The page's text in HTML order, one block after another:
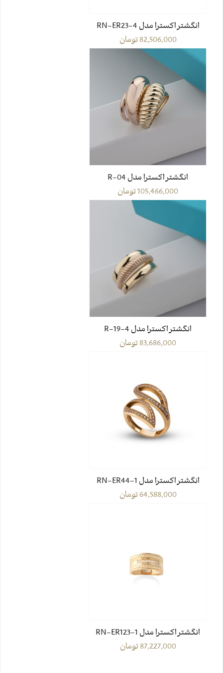
انگشتر اکسترا مدل RN-ER23-4
82,506,000تومان
انگشتر اکسترا مدل R-04
105,466,000تومان
انگشتر اکسترا مدل R-19-4
83,686,000تومان
انگشتر اکسترا مدل RN-ER44-1
64,588,000تومان
انگشتر اکسترا مدل RN-ER123-1
87,227,000تومان